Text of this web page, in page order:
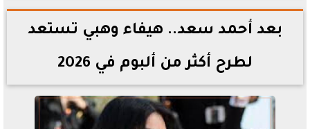
2026-06-03 12:31:17
بعد أحمد سعد.. هيفاء وهبي تستعد
لطرح أكثر من ألبوم في 2026